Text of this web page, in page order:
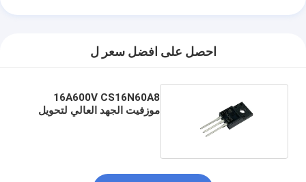
احصل على افضل سعر ل
16A600V CS16N60A8
موزفيت الجهد العالي لتحويل